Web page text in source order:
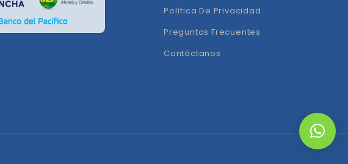
Política De Privacidad
Preguntas Frecuentes
Contáctanos